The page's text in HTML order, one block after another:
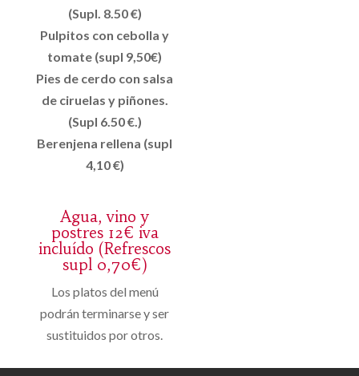
(Supl. 8.50 €)
Pulpitos con cebolla y
tomate (supl 9,50€)
Pies de cerdo con salsa
de ciruelas y piñones.
(Supl 6.50 €.)
Berenjena rellena (supl
4,10 €)
Agua, vino y
postres 12€ iva
incluído (Refrescos
supl 0,70€)
Los platos del menú
podrán terminarse y ser
sustituidos por otros.